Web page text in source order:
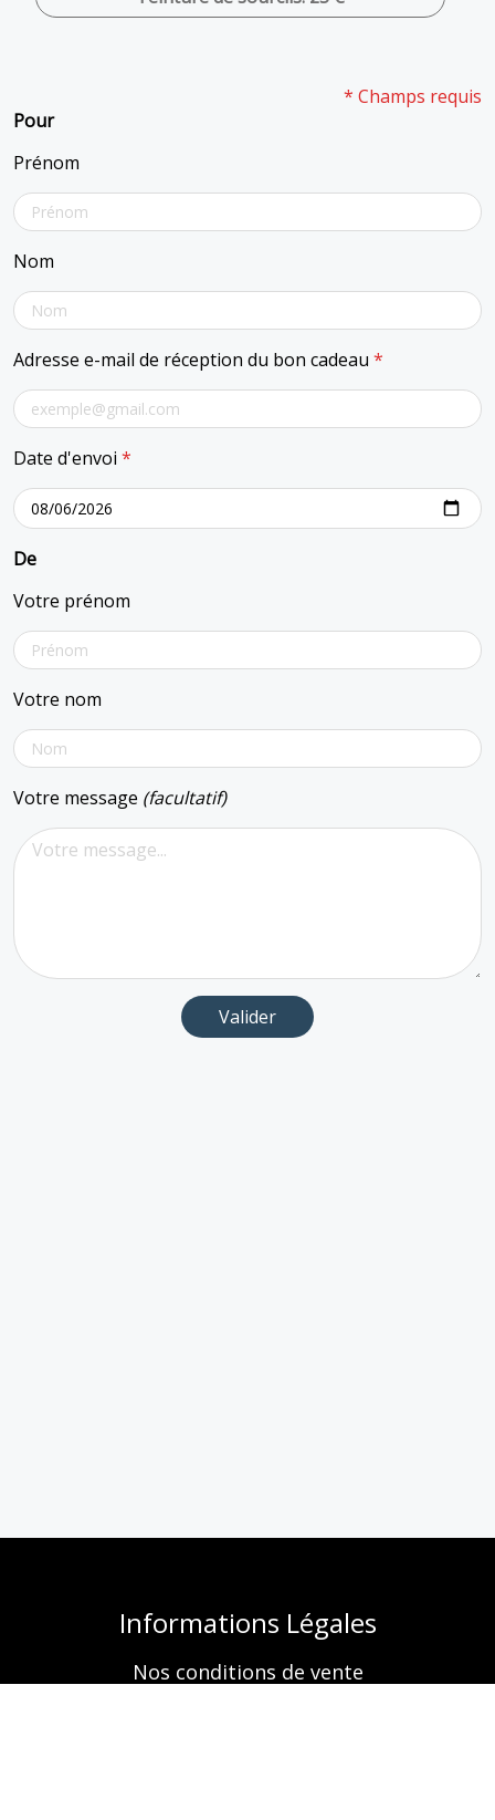
* Champs requis
Pour
Prénom
Nom
Adresse e-mail de réception du bon cadeau *
Date d'envoi *
De
Votre prénom
Votre nom
Votre message (facultatif)
Informations Légales
Nos conditions de vente